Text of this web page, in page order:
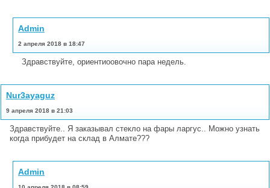
Admin
2 апреля 2018 в 18:47
Здравствуйте, ориентиоовочно пара недель.
Nur3ayaguz
9 апреля 2018 в 21:03
Здравствуйте.. Я заказывал стекло на фары ларгус.. Можно узнать
когда прибудет на склад в Алмате???
Admin